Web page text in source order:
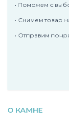
• Поможем с
• Снимем товар
• Отправим
О КАМНЕ